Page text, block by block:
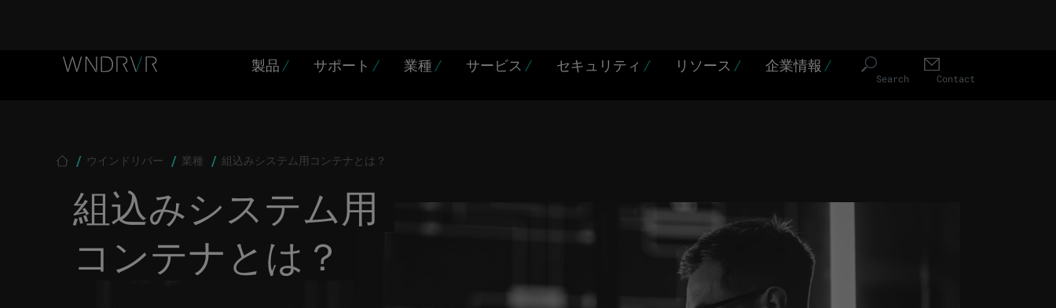
Skip to main content
Header Menu JP 製品 / サポート / 業種 / サービス / セキュリティ / リソース / 企業情報 /
Search Contact
Breadcrumb
ウインドリバー 業種 組込みシステム用コンテナとは？
組込みシステム用
コンテナとは？